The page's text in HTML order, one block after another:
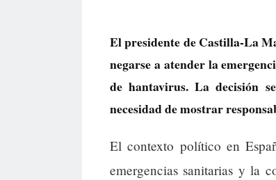
El presidente de Castilla-La
negarse a atender la
de hantavirus. La decisión
necesidad de mostrar
El contexto político en
emergencias sanitarias y la